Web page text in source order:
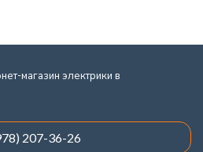
магазин электрики в
207-36-26